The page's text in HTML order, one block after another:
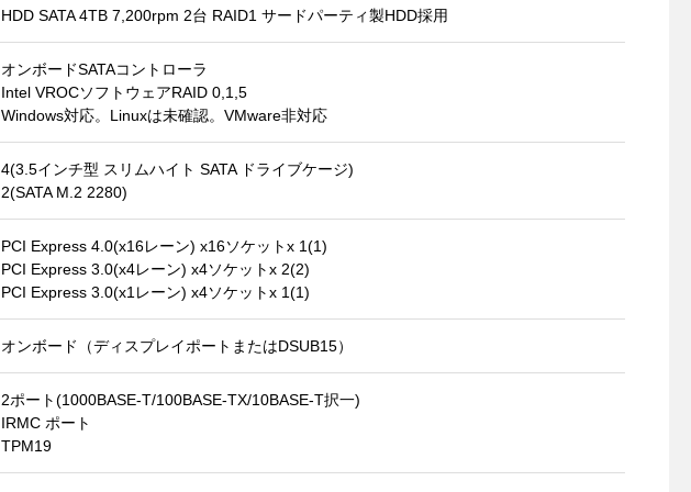
HDD SATA 4TB 7,200rpm 2台 RAID1 サードパーティ製HDD採用
オンボードSATAコントローラ
Intel VROCソフトウェアRAID 0,1,5
Windows対応。Linuxは未確認。VMware非対応
4(3.5インチ型 スリムハイト SATA ドライブケージ)
2(SATA M.2 2280)
PCI Express 4.0(x16レーン) x16ソケットx 1(1)
PCI Express 3.0(x4レーン) x4ソケットx 2(2)
PCI Express 3.0(x1レーン) x4ソケットx 1(1)
オンボード（ディスプレイポートまたはDSUB15）
2ポート(1000BASE-T/100BASE-TX/10BASE-T択一)
IRMC ポート
TPM19